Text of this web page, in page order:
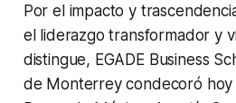
Por el impacto y
el liderazgo transformador y
distingue, EGADE Business
de Monterrey condecoró